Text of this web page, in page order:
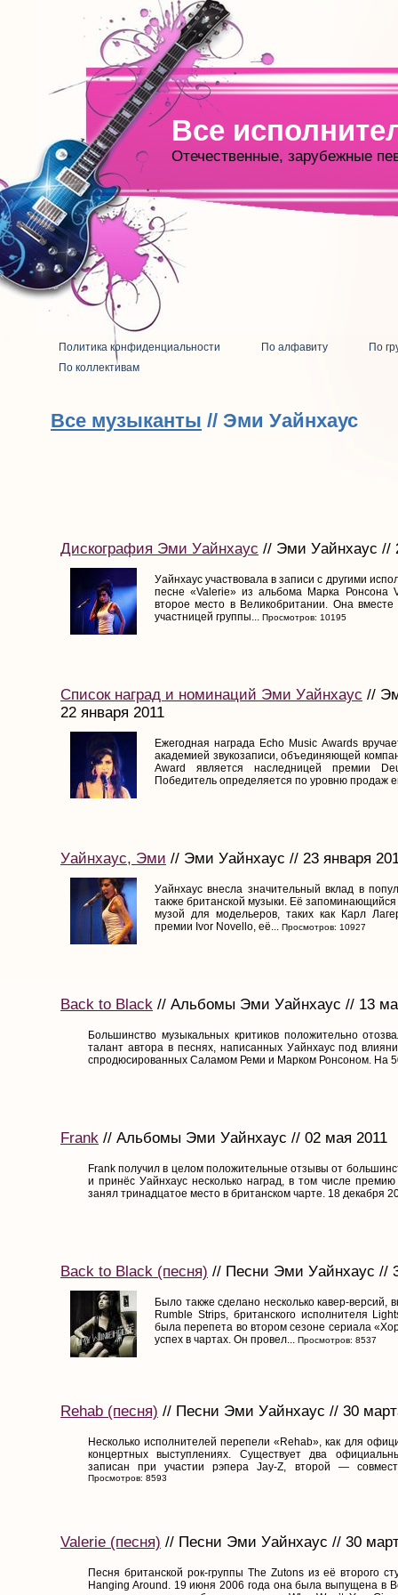
Все
Отечественные, зарубежные
Политика конфиденциальности По алфавиту
По
По коллективам
Все музыканты // Эми Уайнхаус
Дискография Эми Уайнхаус // Эми Уайнхаус //
Уайнхаус участвовала в записи с другими
песне «Valerie» из альбома Марка Ронсона
второе место в Великобритании. Она
участницей группы... Просмотров: 10195
Список наград и номинаций Эми Уайнхаус //
22 января 2011
Ежегодная награда Echo Music Awards
академией звукозаписи, объединяющей
Award является наследницей премии
Победитель определяется по уровню продаж
Уайнхаус, Эми // Эми Уайнхаус // 23 января
Уайнхаус внесла значительный вклад в
также британской музыки. Её
музой для модельеров, таких как Карл
премии Ivor Novello, её... Просмотров: 10927
Back to Black // Альбомы Эми Уайнхаус // 13
Большинство музыкальных критиков положительно
талант автора в песнях, написанных Уайнхаус под
спродюсированных Саламом Реми и Марком Ронсоном. На
Frank // Альбомы Эми Уайнхаус // 02 мая 2011
Frank получил в целом положительные отзывы от
и принёс Уайнхаус несколько наград, в том числе
занял тринадцатое место в британском чарте. 18 декабря
Back to Black (песня) // Песни Эми Уайнхаус //
Было также сделано несколько кавер-версий,
Rumble Strips, британского исполнителя
была перепета во втором сезоне сериала
успех в чартах. Он провел... Просмотров: 8537
Rehab (песня) // Песни Эми Уайнхаус // 30
Несколько исполнителей перепели «Rehab», как для
концертных выступлениях. Существует два
записан при участии рэпера Jay-Z, второй —
Просмотров: 8593
Valerie (песня) // Песни Эми Уайнхаус // 30
Песня британской рок-группы The Zutons из её второго
Hanging Around. 19 июня 2006 года она была выпущена в